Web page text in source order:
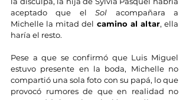
aceptado que el Sol acompañara a
Michelle la mitad del camino al altar, ella
haría el resto.
Pese a que se confirmó que Luis Miguel
estuvo presente en la boda, Michelle no
compartió una sola foto con su papá, lo que
provocó rumores de que en realidad no